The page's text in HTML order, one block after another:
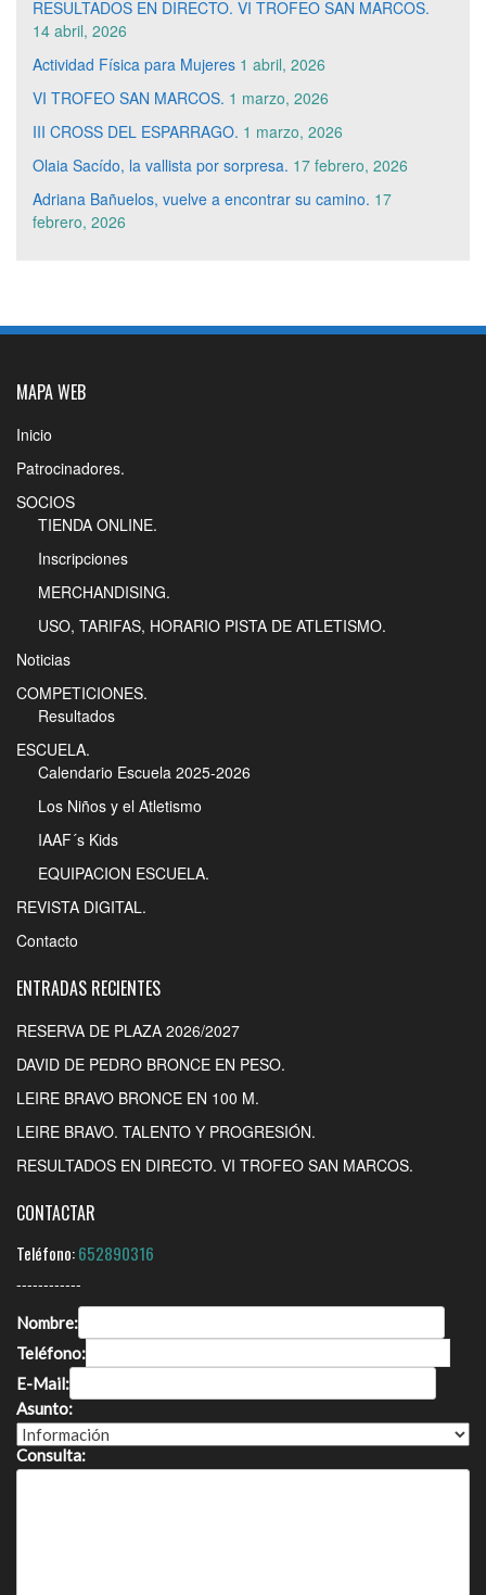
RESULTADOS EN DIRECTO. VI TROFEO SAN MARCOS.
14 abril, 2026
Actividad Física para Mujeres 1 abril, 2026
VI TROFEO SAN MARCOS. 1 marzo, 2026
III CROSS DEL ESPARRAGO. 1 marzo, 2026
Olaia Sacído, la vallista por sorpresa. 17 febrero, 2026
Adriana Bañuelos, vuelve a encontrar su camino. 17
febrero, 2026
MAPA WEB
Inicio
Patrocinadores.
SOCIOS
TIENDA ONLINE.
Inscripciones
MERCHANDISING.
USO, TARIFAS, HORARIO PISTA DE ATLETISMO.
Noticias
COMPETICIONES.
Resultados
ESCUELA.
Calendario Escuela 2025-2026
Los Niños y el Atletismo
IAAF´s Kids
EQUIPACION ESCUELA.
REVISTA DIGITAL.
Contacto
ENTRADAS RECIENTES
RESERVA DE PLAZA 2026/2027
DAVID DE PEDRO BRONCE EN PESO.
LEIRE BRAVO BRONCE EN 100 M.
LEIRE BRAVO. TALENTO Y PROGRESIÓN.
RESULTADOS EN DIRECTO. VI TROFEO SAN MARCOS.
CONTACTAR
Teléfono:652890316
------------
Nombre:
Teléfono:
E-Mail:
Asunto:
Consulta: